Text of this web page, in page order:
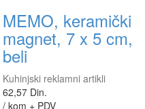
MEMO, keramički
magnet, 7 x 5 cm,
beli
Kuhinjski reklamni artikli
62,57 Din.
/ kom + PDV